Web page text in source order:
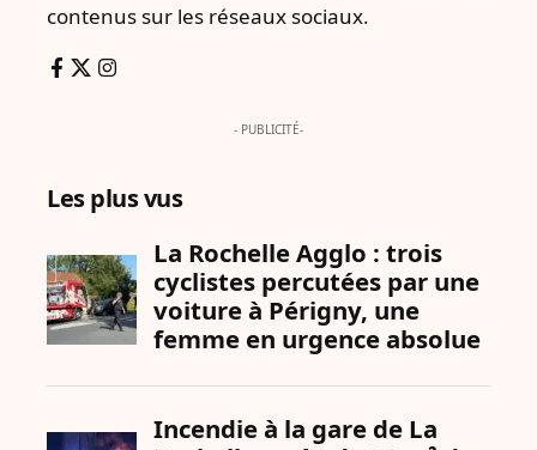
contenus sur les réseaux sociaux.
- PUBLICITÉ-
Les plus vus